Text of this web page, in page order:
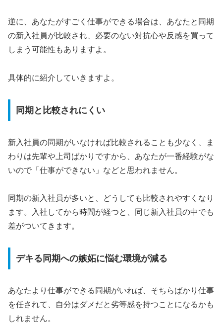
逆に、あなたがすごく仕事ができる場合は、あなたと同期
の新入社員が比較され、必要のない対抗心や反感を買って
しまう可能性もありますよ。
具体的に紹介していきますよ。
同期と比較されにくい
新入社員の同期がいなければ比較されることも少なく、ま
わりは先輩や上司ばかりですから、あなたが一番経験がな
いので「仕事ができない」などと思われません。
同期の新入社員が多いと、どうしても比較されやすくなり
ます。入社してから時間が経つと、同じ新入社員の中でも
差がついてきます。
デキる同期への嫉妬に悩む環境が減る
あなたより仕事ができる同期がいれば、そちらばかり仕事
を任されて、自分はダメだと劣等感を持つことになるかも
しれません。